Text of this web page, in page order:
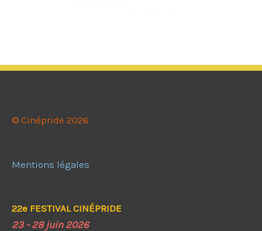
© Cinépride 2026
Mentions légales
22e FESTIVAL CINÉPRIDE
23 - 28 juin 2026